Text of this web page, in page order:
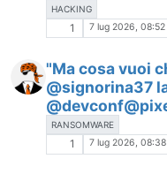
HACKING
1 7 lug 2026, 08:52
"Ma cosa vuoi
@signorina37
RANSOMWARE
1 7 lug 2026, 08:38